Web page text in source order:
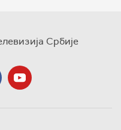
Србије